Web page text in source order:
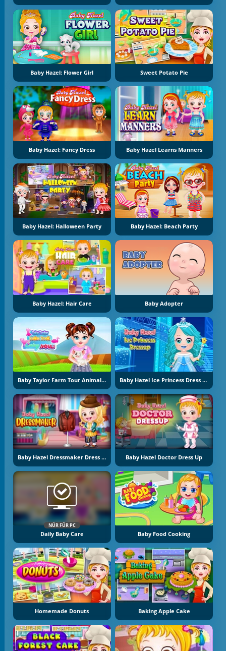
Baby Hazel: Flower Girl Sweet Potato Pie
Baby Hazel: Fancy Dress Baby Hazel Learns Manners
Baby Hazel: Halloween Party Baby Hazel: Beach Party
Baby Hazel: Hair Care Baby Adopter
Baby Taylor Farm Tour Animal Caring Baby Hazel Ice Princess Dress Up
Baby Hazel Dressmaker Dress Up Baby Hazel Doctor Dress Up
NÜR FÜR PC
Daily Baby Care Baby Food Cooking
Homemade Donuts Baking Apple Cake